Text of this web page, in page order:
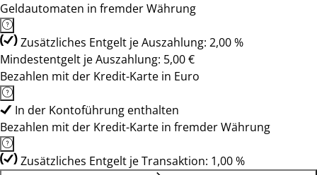
Geldautomaten in fremder Währung
Zusätzliches Entgelt je Auszahlung: 2,00 %
Mindestentgelt je Auszahlung: 5,00 €
Bezahlen mit der Kredit-Karte in Euro
In der Kontoführung enthalten
Bezahlen mit der Kredit-Karte in fremder Währung
Zusätzliches Entgelt je Transaktion: 1,00 %